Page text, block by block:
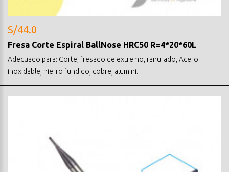
S/44.0
Fresa Corte Espiral BallNose HRC50 R=4*20*60L
Adecuado para: Corte, fresado de extremo, ranurado, Acero
inoxidable, hierro fundido, cobre, alumini..